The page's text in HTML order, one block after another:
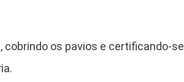
cobrindo os pavios e certificando-se